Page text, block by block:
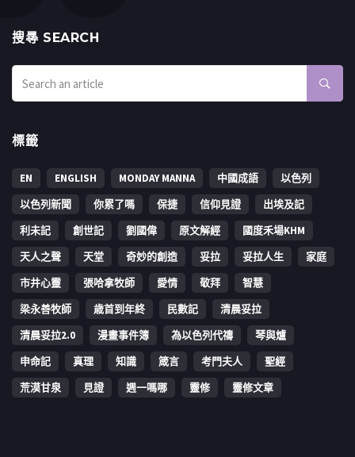
搜㝷 SEARCH
標籤
EN ENGLISH MONDAY MANNA 中國成語
以色列
以色列新聞
你累了嗎 保捷 信仰見證
出埃及記
利未記
創世記 劉國偉 原文解經
國度禾場KHM
天人之聲
天堂 奇妙的創造 妥拉 妥拉人生
家庭
市井心靈
張哈拿牧師 愛情 敬拜
智慧
梁永善牧師
歳首到年終 民數記
清晨妥拉
清晨妥拉2.0
漫畫事件簿 為以色列代禱
琴與爐
申命記
真理 知識 箴言 考門夫人
聖經
荒漠甘泉
見證 週一嗎哪 靈修 靈修文章